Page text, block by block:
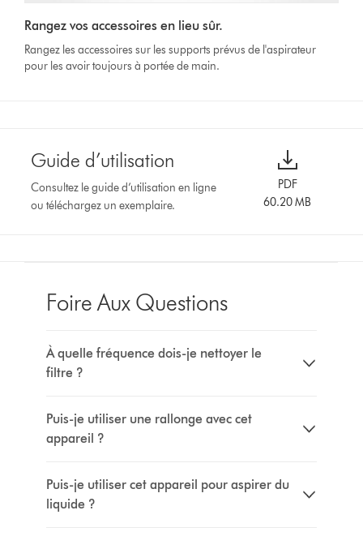
Rangez vos accessoires en lieu sûr.
Rangez les accessoires sur les supports prévus de l'aspirateur
pour les avoir toujours à portée de main.
Guide d’utilisation
Consultez le guide d’utilisation en ligne
ou téléchargez un exemplaire.
PDF
60.20 MB
Foire Aux Questions
À quelle fréquence dois-je nettoyer le
filtre ?
Puis-je utiliser une rallonge avec cet
appareil ?
Puis-je utiliser cet appareil pour aspirer du
liquide ?